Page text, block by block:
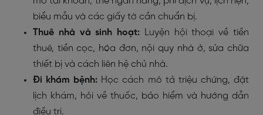
biểu mẫu và các giấy tờ cần chuẩn bị.
Thuê nhà và sinh hoạt: Luyện hội thoại về tiền
thuê, tiền cọc, hóa đơn, nội quy nhà ở, sửa chữa
thiết bị và cách liên hệ chủ nhà.
Đi khám bệnh: Học cách mô tả triệu chứng, đặt
lịch khám, hỏi về thuốc, bảo hiểm và hướng dẫn
điều trị.